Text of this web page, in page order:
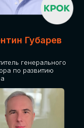
Губарев
генерального
по развитию